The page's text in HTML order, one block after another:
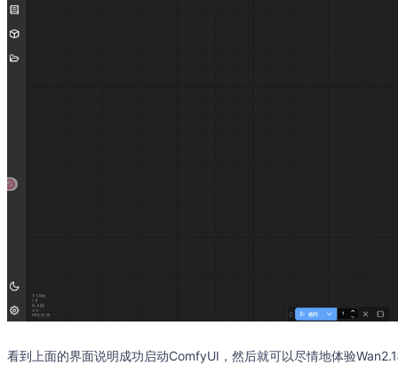
看到上面的界面说明成功启动ComfyUI，然后就可以尽情地体验